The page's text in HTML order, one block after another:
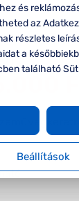
Ft
Ft
és
az
részletes
a
található
Beállítások